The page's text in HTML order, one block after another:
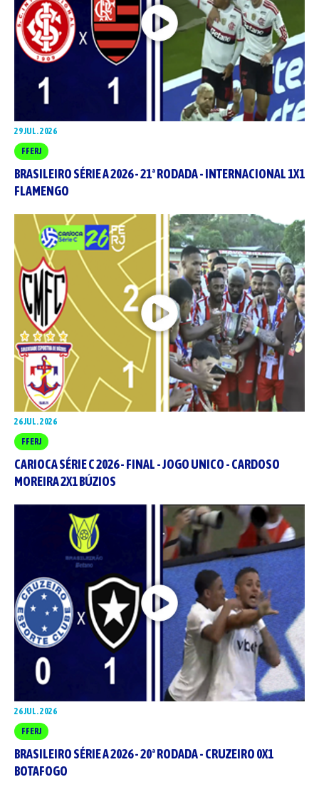
29 JUL. 2026
FFERJ
BRASILEIRO SÉRIE A 2026 - 21ª RODADA - INTERNACIONAL 1X1
FLAMENGO
26 JUL. 2026
FFERJ
CARIOCA SÉRIE C 2026 - FINAL - JOGO UNICO - CARDOSO
MOREIRA 2X1 BÚZIOS
26 JUL. 2026
FFERJ
BRASILEIRO SÉRIE A 2026 - 20ª RODADA - CRUZEIRO 0X1
BOTAFOGO